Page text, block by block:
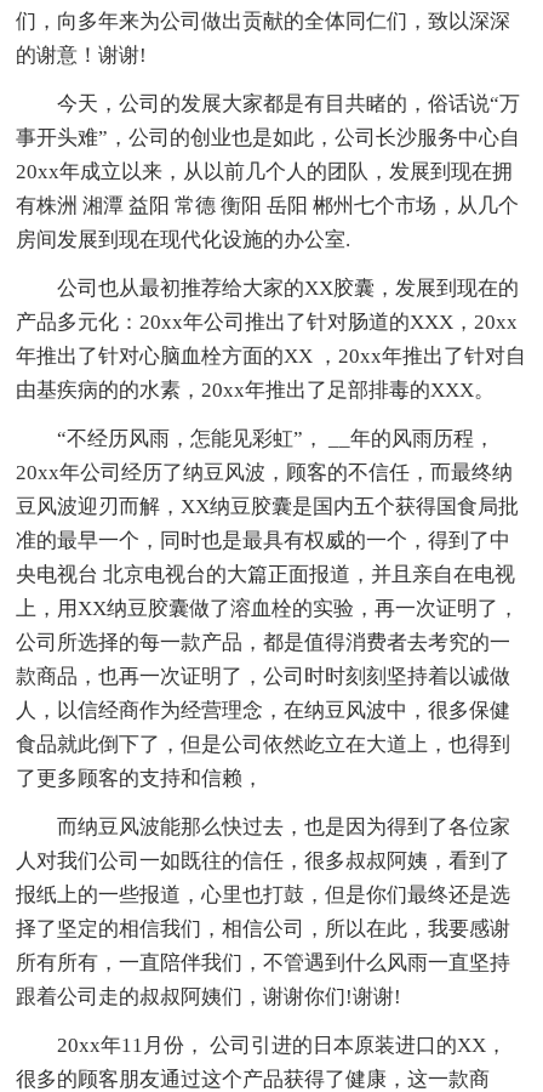
们，向多年来为公司做出贡献的全体同仁们，致以深深
的谢意！谢谢!
今天，公司的发展大家都是有目共睹的，俗话说“万
事开头难”，公司的创业也是如此，公司长沙服务中心自
20xx年成立以来，从以前几个人的团队，发展到现在拥
有株洲 湘潭 益阳 常德 衡阳 岳阳 郴州七个市场，从几个
房间发展到现在现代化设施的办公室.
公司也从最初推荐给大家的XX胶囊，发展到现在的
产品多元化：20xx年公司推出了针对肠道的XXX，20xx
年推出了针对心脑血栓方面的XX ，20xx年推出了针对自
由基疾病的的水素，20xx年推出了足部排毒的XXX。
“不经历风雨，怎能见彩虹”， __年的风雨历程，
20xx年公司经历了纳豆风波，顾客的不信任，而最终纳
豆风波迎刃而解，XX纳豆胶囊是国内五个获得国食局批
准的最早一个，同时也是最具有权威的一个，得到了中
央电视台 北京电视台的大篇正面报道，并且亲自在电视
上，用XX纳豆胶囊做了溶血栓的实验，再一次证明了，
公司所选择的每一款产品，都是值得消费者去考究的一
款商品，也再一次证明了，公司时时刻刻坚持着以诚做
人，以信经商作为经营理念，在纳豆风波中，很多保健
食品就此倒下了，但是公司依然屹立在大道上，也得到
了更多顾客的支持和信赖，
而纳豆风波能那么快过去，也是因为得到了各位家
人对我们公司一如既往的信任，很多叔叔阿姨，看到了
报纸上的一些报道，心里也打鼓，但是你们最终还是选
择了坚定的相信我们，相信公司，所以在此，我要感谢
所有所有，一直陪伴我们，不管遇到什么风雨一直坚持
跟着公司走的叔叔阿姨们，谢谢你们!谢谢!
20xx年11月份， 公司引进的日本原装进口的XX，
很多的顾客朋友通过这个产品获得了健康，这一款商